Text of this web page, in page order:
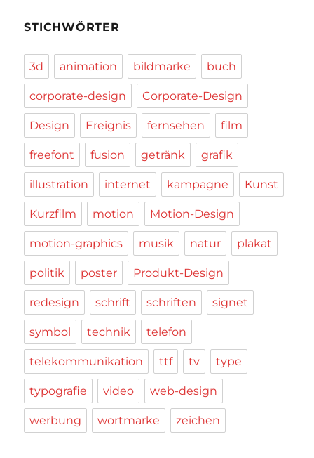
STICHWÖRTER
3d animation bildmarke buch
corporate-design Corporate-Design
Design Ereignis fernsehen film
freefont fusion getränk grafik
illustration internet kampagne Kunst
Kurzfilm motion Motion-Design
motion-graphics musik natur plakat
politik poster Produkt-Design
redesign schrift schriften signet
symbol technik telefon
telekommunikation ttf tv type
typografie video web-design
werbung wortmarke zeichen